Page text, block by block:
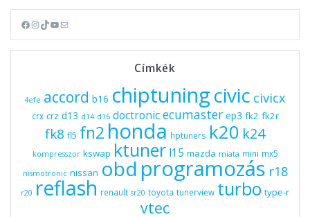
Facebook
Instagram
TikTok
YouTube
Mail
Címkék
4efe accord b16 chiptuningcivic civicx
crx crz d13 d14 d16 doctronic ecumaster ep3 fk2 fk2r
fk8 fl5 fn2 honda hptuners k20 k24
kompresszor kswap ktuner l15 mazda miata mini mx5
nismotronic nissan obd programozás r18
r20 reflash renault sr20 toyota tunerview turbo type-r
vtec